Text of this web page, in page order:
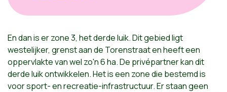
En dan is er zone 3, het derde luik. Dit gebied ligt
westelijker, grenst aan de Torenstraat en heeft een
oppervlakte van wel zo'n 6 ha. De privépartner kan dit
derde luik ontwikkelen. Het is een zone die bestemd is
voor sport- en recreatie-infrastructuur. Er staan geen